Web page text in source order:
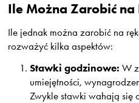
Ile Można Zarobić na
Ile jednak można zarobić na
rozważyć kilka aspektów:
Stawki godzinowe: W
umiejętności,
Zwykle stawki wahają się